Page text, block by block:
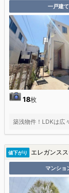
一戸建て
18枚
築浅物件！LDKは広
値下がり エレガンスス
マンショ